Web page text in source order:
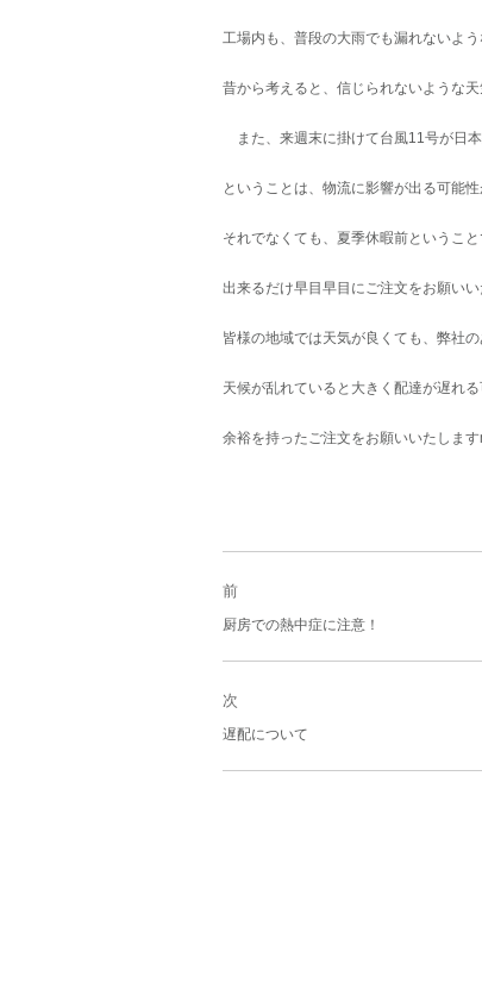
工場内も、普段の大雨でも漏れないよ
昔から考えると、信じられないような
また、来週末に掛けて台風11号が日
ということは、物流に影響が出る可能性
それでなくても、夏季休暇前というこ
出来るだけ早目早目にご注文をお願いい
皆様の地域では天気が良くても、弊社
天候が乱れていると大きく配達が遅れる
余裕を持ったご注文をお願いいたしま
投
稿
ナ
ビ
ゲ
ー
シ
ョ
ン
前
過
投
厨房での熱中症に注意！
次
次
遅配について